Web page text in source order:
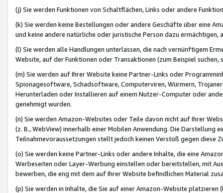
(j) Sie werden Funktionen von Schaltflächen, Links oder andere
(k) Sie werden keine Bestellungen oder andere Geschäfte über eine
und keine andere natürliche oder juristische Person dazu
(l) Sie werden alle Handlungen unterlassen, die nach vernünftigem
Website, auf der Funktionen oder Transaktionen (zum Beispiel
(m) Sie werden auf Ihrer Website keine Partner-Links oder
Spionagesoftware, Schadsoftware, Computerviren, Würmern,
Herunterladen oder Installieren auf einem Nutzer-Computer oder
genehmigt wurden.
(n) Sie werden Amazon-Websites oder Teile davon nicht auf Ihrer
(z. B., WebView) innerhalb einer Mobilen Anwendung. Die Darstellung
Teilnahmevoraussetzungen stellt jedoch keinen Verstoß gegen diese
(o) Sie werden keine Partner-Links oder andere Inhalte, die eine
Werbeseiten oder Layer-Werbung einstellen oder bereitstellen, mit
bewerben, die eng mit dem auf Ihrer Website befindlichen Material
(p) Sie werden in Inhalte, die Sie auf einer Amazon-Website